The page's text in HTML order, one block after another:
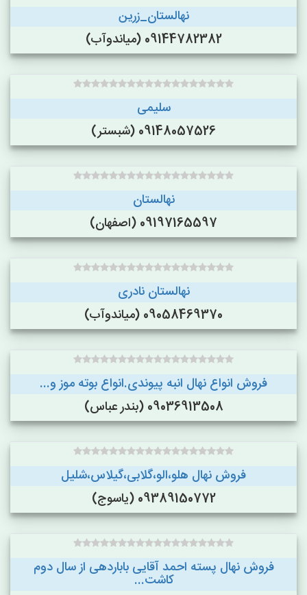
نهالستان_زرین
09144782382 (میاندوآب)
سلیمی
09148057526 (شبستر)
نهالستان
09197165597 (اصفهان)
نهالستان نادری
09058469370 (میاندوآب)
فروش انواع نهال انبه پیوندی.انواع بوته موز و...
09036913508 (بندر عباس)
فروش نهال هلو،الو،گلابی،گیلاس،شلیل
09389150772 (یاسوج)
فروش نهال پسته احمد آقایی باباردهی از سال دوم
کاشت...